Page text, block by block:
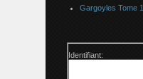
Gargoyles Tome 1
Identifiant: